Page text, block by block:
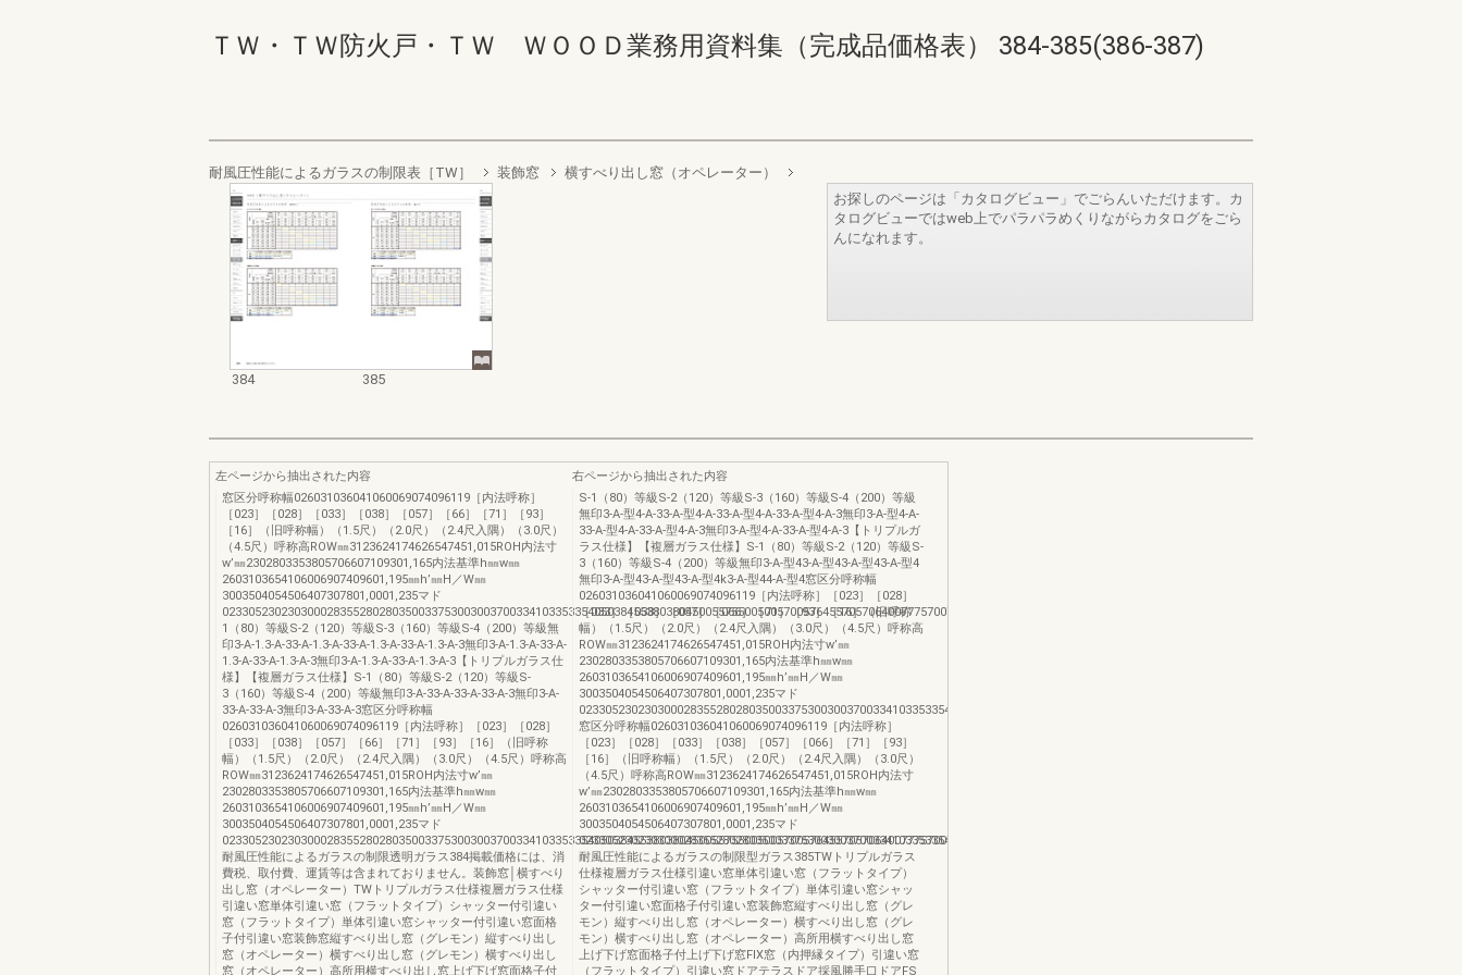
ＴＷ・ＴＷ防火戸・ＴＷ ＷＯＯＤ業務用資料集（完成品価格表） 384-385(386-387)
耐風圧性能によるガラスの制限表［TW］ 装飾窓 横すべり出し窓（オペレーター）
384 385
お探しのページは「カタログビュー」でごらんいただけます。カ
タログビューではweb上でパラパラめくりながらカタログをごら
んになれます。
左ページから抽出された内容
窓区分呼称幅026031036041060069074096119［内法呼称］
［023］［028］［033］［038］［057］［66］［71］［93］
［16］（旧呼称幅）（1.5尺）（2.0尺）（2.4尺入隅）（3.0尺）
（4.5尺）呼称高ROW㎜3123624174626547451,015ROH内法寸
w’㎜2302803353805706607109301,165内法基準h㎜w㎜
2603103654106006907409601,195㎜h’㎜H／W㎜
3003504054506407307801,0001,235マド
023305230230300028355280280350033753003003700334103353354050384553803804500557550050057005764557057064007775700700770099759009009700931,0059309301,0001161,2401,1651,1651,235S-
1（80）等級S-2（120）等級S-3（160）等級S-4（200）等級無
印3-A-1.3-A-33-A-1.3-A-33-A-1.3-A-33-A-1.3-A-3無印3-A-1.3-A-33-A-
1.3-A-33-A-1.3-A-3無印3-A-1.3-A-33-A-1.3-A-3【トリプルガラス仕
様】【複層ガラス仕様】S-1（80）等級S-2（120）等級S-
3（160）等級S-4（200）等級無印3-A-33-A-33-A-33-A-3無印3-A-
33-A-33-A-3無印3-A-33-A-3窓区分呼称幅
026031036041060069074096119［内法呼称］［023］［028］
［033］［038］［057］［66］［71］［93］［16］（旧呼称
幅）（1.5尺）（2.0尺）（2.4尺入隅）（3.0尺）（4.5尺）呼称高
ROW㎜3123624174626547451,015ROH内法寸w’㎜
2302803353805706607109301,165内法基準h㎜w㎜
2603103654106006907409601,195㎜h’㎜H／W㎜
3003504054506407307801,0001,235マド
023305230230300028355280280350033753003003700334103353354050384553803804500557550050057005764557057064007775700700770099759009009700931,0059309301,0001161,2401,1651,1651,235
耐風圧性能によるガラスの制限透明ガラス384掲載価格には、消
費税、取付費、運賃等は含まれておりません。装飾窓│横すべり
出し窓（オペレーター）TWトリプルガラス仕様複層ガラス仕様
引違い窓単体引違い窓（フラットタイプ）シャッター付引違い
窓（フラットタイプ）単体引違い窓シャッター付引違い窓面格
子付引違い窓装飾窓縦すべり出し窓（グレモン）縦すべり出し
窓（オペレーター）横すべり出し窓（グレモン）横すべり出し
窓（オペレーター）高所用横すべり出し窓上げ下げ窓面格子付
右ページから抽出された内容
S-1（80）等級S-2（120）等級S-3（160）等級S-4（200）等級
無印3-A-型4-A-33-A-型4-A-33-A-型4-A-33-A-型4-A-3無印3-A-型4-A-
33-A-型4-A-33-A-型4-A-3無印3-A-型4-A-33-A-型4-A-3【トリプルガ
ラス仕様】【複層ガラス仕様】S-1（80）等級S-2（120）等級S-
3（160）等級S-4（200）等級無印3-A-型43-A-型43-A-型43-A-型4
無印3-A-型43-A-型43-A-型4k3-A-型44-A-型4窓区分呼称幅
026031036041060069074096119［内法呼称］［023］［028］
［033］［038］［057］［066］［71］［93］［16］（旧呼称
幅）（1.5尺）（2.0尺）（2.4尺入隅）（3.0尺）（4.5尺）呼称高
ROW㎜3123624174626547451,015ROH内法寸w’㎜
2302803353805706607109301,165内法基準h㎜w㎜
2603103654106006907409601,195㎜h’㎜H／W㎜
3003504054506407307801,0001,235マド
窓区分呼称幅026031036041060069074096119［内法呼称］
［023］［028］［033］［038］［057］［066］［71］［93］
［16］（旧呼称幅）（1.5尺）（2.0尺）（2.4尺入隅）（3.0尺）
（4.5尺）呼称高ROW㎜3123624174626547451,015ROH内法寸
w’㎜2302803353805706607109301,165内法基準h㎜w㎜
2603103654106006907409601,195㎜h’㎜H／W㎜
3003504054506407307801,0001,235マド
耐風圧性能によるガラスの制限型ガラス385TWトリプルガラス
仕様複層ガラス仕様引違い窓単体引違い窓（フラットタイプ）
シャッター付引違い窓（フラットタイプ）単体引違い窓シャッ
ター付引違い窓面格子付引違い窓装飾窓縦すべり出し窓（グレ
モン）縦すべり出し窓（オペレーター）横すべり出し窓（グレ
モン）横すべり出し窓（オペレーター）高所用横すべり出し窓
上げ下げ窓面格子付上げ下げ窓FIX窓（内押縁タイプ）引違い窓
（フラットタイプ）引違い窓ドアテラスドア採風勝手口ドアFS